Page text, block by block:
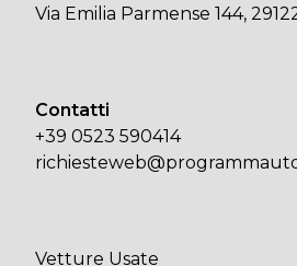
Via Emilia Parmense 144,
Contatti
+39 0523 590414
Vetture Usate